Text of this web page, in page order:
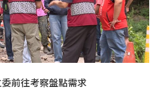
前往考察盤點需求